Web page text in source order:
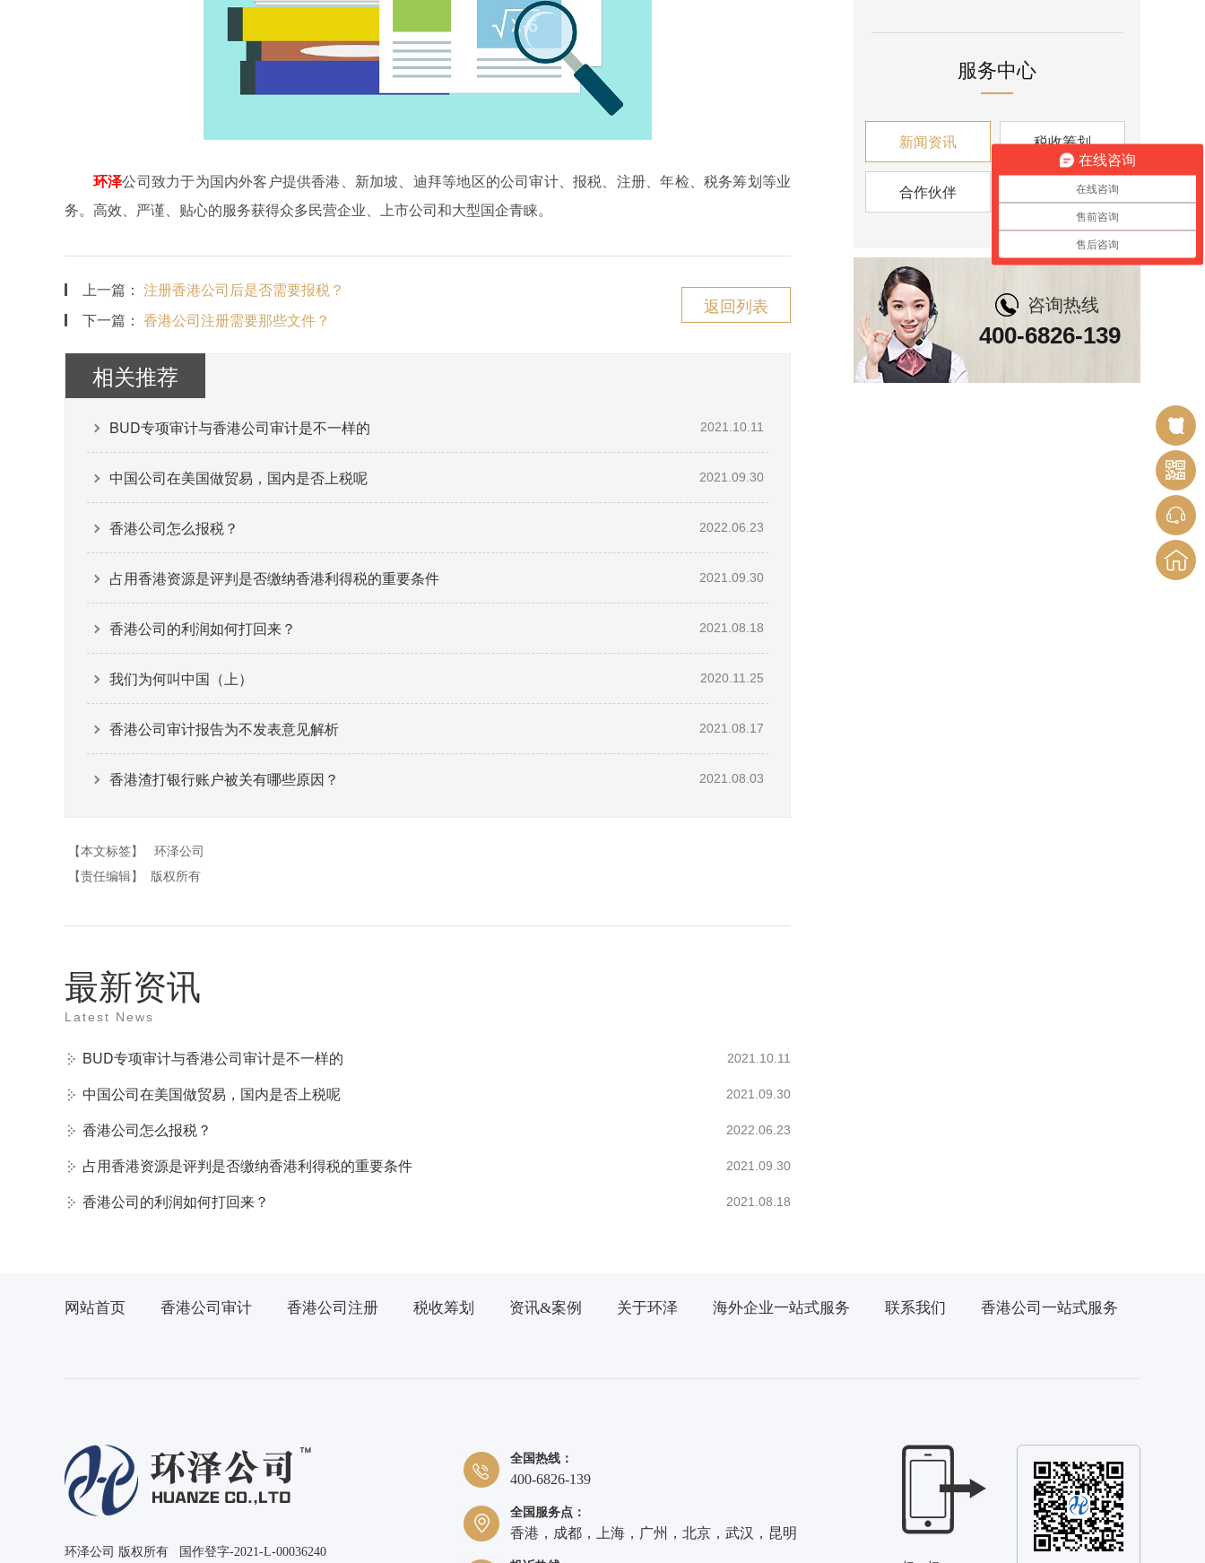
环泽公司致力于为国内外客户提供香港、新加坡、迪拜等地区的公司审计、报税、注册、年检、税务筹划等业
务。高效、严谨、贴心的服务获得众多民营企业、上市公司和大型国企青睐。
上一篇： 注册香港公司后是否需要报税？
下一篇： 香港公司注册需要那些文件？
返回列表
相关推荐
BUD专项审计与香港公司审计是不一样的 2021.10.11
中国公司在美国做贸易，国内是否上税呢 2021.09.30
香港公司怎么报税？ 2022.06.23
占用香港资源是评判是否缴纳香港利得税的重要条件 2021.09.30
香港公司的利润如何打回来？ 2021.08.18
我们为何叫中国（上） 2020.11.25
香港公司审计报告为不发表意见解析 2021.08.17
香港渣打银行账户被关有哪些原因？ 2021.08.03
【本文标签】
环泽公司
【责任编辑】
版权所有
最新资讯
Latest News
BUD专项审计与香港公司审计是不一样的 2021.10.11
中国公司在美国做贸易，国内是否上税呢 2021.09.30
香港公司怎么报税？ 2022.06.23
占用香港资源是评判是否缴纳香港利得税的重要条件 2021.09.30
香港公司的利润如何打回来？ 2021.08.18
服务中心
新闻资讯 税收筹划
合作伙伴 资讯视角
咨询热线
400-6826-139
网站首页 香港公司审计 香港公司注册 税收筹划 资讯&案例 关于环泽 海外企业一站式服务 联系我们 香港公司一站式服务
环泽公司 版权所有 国作登字-2021-L-00036240
全国热线：
400-6826-139
全国服务点：
香港，成都，上海，广州，北京，武汉，昆明
在线咨询
在线咨询
售前咨询
售后咨询